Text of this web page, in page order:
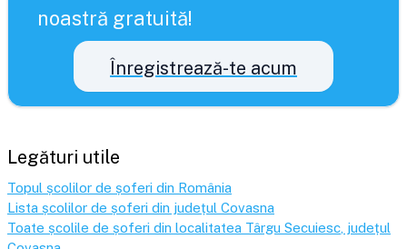
noastră gratuită!
Înregistrează-te acum
Legături utile
Topul școlilor de șoferi din România
Lista școlilor de șoferi din județul Covasna
Toate școlile de șoferi din localitatea Târgu Secuiesc , județul